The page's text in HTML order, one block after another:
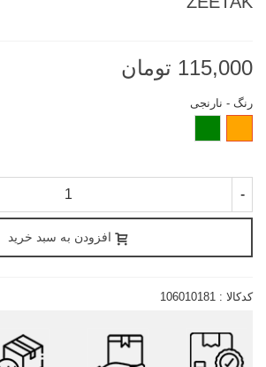
115,000 تومان
رنگ - نارنجی
-
افزودن به سبد خرید
کدکالا : 106010181